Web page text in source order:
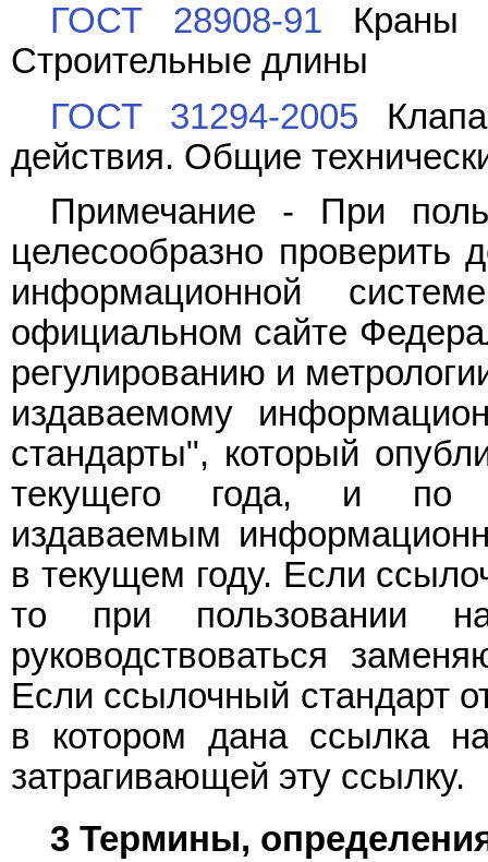
ГОСТ 28908-91 Краны
Строительные длины
ГОСТ 31294-2005
действия. Общие
Примечание - При
целесообразно проверить
информационной
официальном сайте
регулированию и
издаваемому
стандарты", который
текущего года, и по
издаваемым
в текущем году. Если
то при пользовании
руководствоваться
Если ссылочный стандарт
в котором дана ссылка
затрагивающей эту ссылку.
3 Термины,